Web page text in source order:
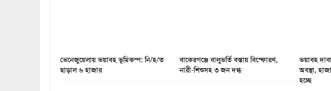
ভেনেজুয়েলায় ভয়াবহ ভূমিকম্প: নি/হ/ত
ছাড়াল ৬ হাজার
বাকেরগঞ্জে বালুভর্তি বস্তায় বিস্ফোরণ,
নারী-শিশুসহ ৩ জন দগ্ধ
ভয়াবহ
অবস্থা,
হচ্ছে